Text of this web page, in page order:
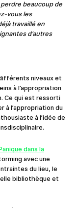
beaucoup de
vous les
travaillé en
d’autres
niveaux et
à l’appropriation
Ce qui est ressorti
à l’appropriation du
à l’idée de
dans la
avec une
du lieu, le
bibliothèque et